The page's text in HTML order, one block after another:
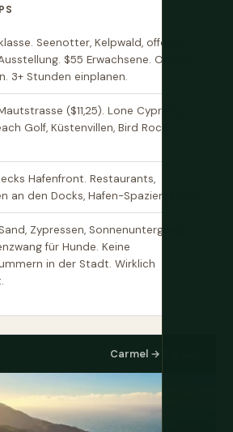
Seenotter, Kelpwald, offenes
$55 Erwachsene. Online
3+ Stunden einplanen.
($11,25). Lone Cypress,
Golf, Küstenvillen, Bird Rock.
Hafenfront. Restaurants,
an den Docks, Hafen-Spaziergänge.
Zypressen, Sonnenuntergang.
für Hunde. Keine
in der Stadt. Wirklich
Carmel → Big Sur